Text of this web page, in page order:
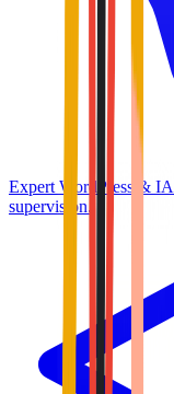
Expert WordPress & IA
supervision.